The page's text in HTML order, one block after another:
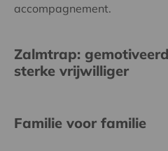
accompagnement.
Zalmtrap:
sterke vrijwilliger
Familie voor familie